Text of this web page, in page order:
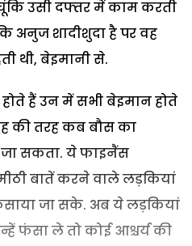
चूंकि उसी दफ्तर में काम करती
अनुज शादीशुदा है पर वह
थी, बेइमानी से.
हैं उन में सभी बेइमान होते
की तरह कब बौस का
जा सकता. ये फाइनैंस
बातें करने वाले लड़कियां
जा सके. अब ये लड़कियां
फंसा ले तो कोई आश्चर्य की